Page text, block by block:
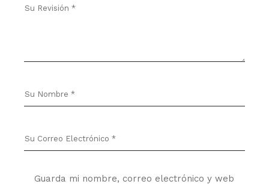
Guarda mi nombre, correo electrónico y web